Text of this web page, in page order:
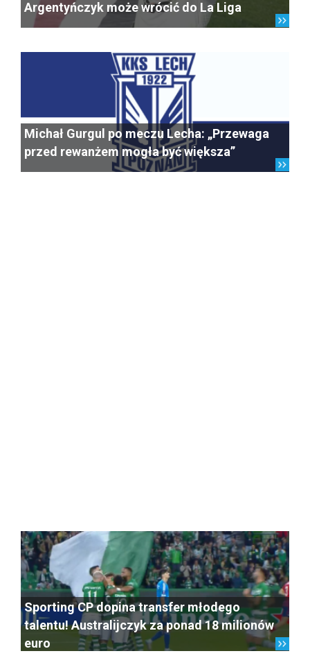
Argentyńczyk może wrócić do La Liga
Michał Gurgul po meczu Lecha: „Przewaga
przed rewanżem mogła być większa”
Sporting CP dopina transfer młodego
talentu! Australijczyk za ponad 18 milionów
euro